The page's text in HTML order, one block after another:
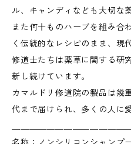
ル、キャンディなども大切な
また何十ものハーブを組み合
く伝統的なレシピのまま、現
修道士たちは薬草に関する研
新し続けています。
カマルドリ修道院の製品は幾
代まで届けられ、多くの人に